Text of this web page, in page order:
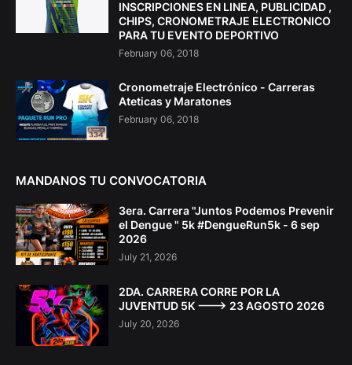
INSCRIPCIONES EN LINEA, PUBLICIDAD ,
CHIPS, CRONOMETRAJE ELECTRONICO
PARA TU EVENTO DEPORTIVO
February 06, 2018
Cronometraje Electrónico - Carreras
Ateticas y Maratones
February 06, 2018
MANDANOS TU CONVOCATORIA
3era. Carrera "Juntos Podemos Prevenir
el Dengue " 5k #DengueRun5k - 6 sep
2026
July 21, 2026
2DA. CARRERA CORRE POR LA
JUVENTUD 5K ---> 23 AGOSTO 2026
July 20, 2026